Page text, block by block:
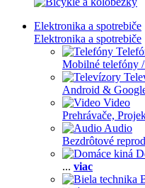
Elektronika a spotrebiče
Elektronika a spotrebiče
Mobilné telefóny
Android &
Video
Prehrávače,
Audio
Bezdrôtové
... viac